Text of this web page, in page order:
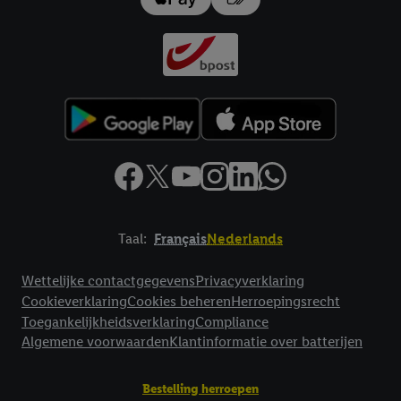
Taal: FrançaisNederlands
Wettelijke contactgegevensPrivacyverklaring
CookieverklaringCookies beherenHerroepingsrecht
ToegankelijkheidsverklaringCompliance
Algemene voorwaardenKlantinformatie over batterijen
Bestelling herroepen